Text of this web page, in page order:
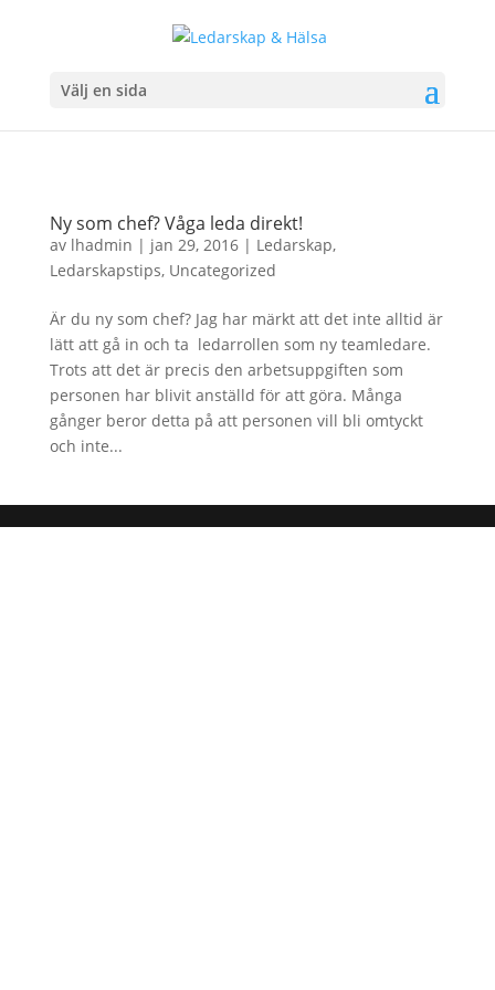
Välj en sida
Ny som chef? Våga leda direkt!
av lhadmin | jan 29, 2016| Ledarskap,
Ledarskapstips, Uncategorized
Är du ny som chef? Jag har märkt att det inte alltid är
lätt att gå in och ta ledarrollen som ny teamledare.
Trots att det är precis den arbetsuppgiften som
personen har blivit anställd för att göra. Många
gånger beror detta på att personen vill bli omtyckt
och inte...